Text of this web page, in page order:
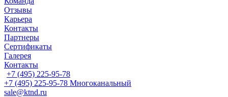
Отзывы
Карьера
Контакты
Партнеры
Сертификаты
Галерея
Контакты
+7 (495) 225-95-78
+7 (495) 225-95-78 Многоканальный
sale@ktnd.ru